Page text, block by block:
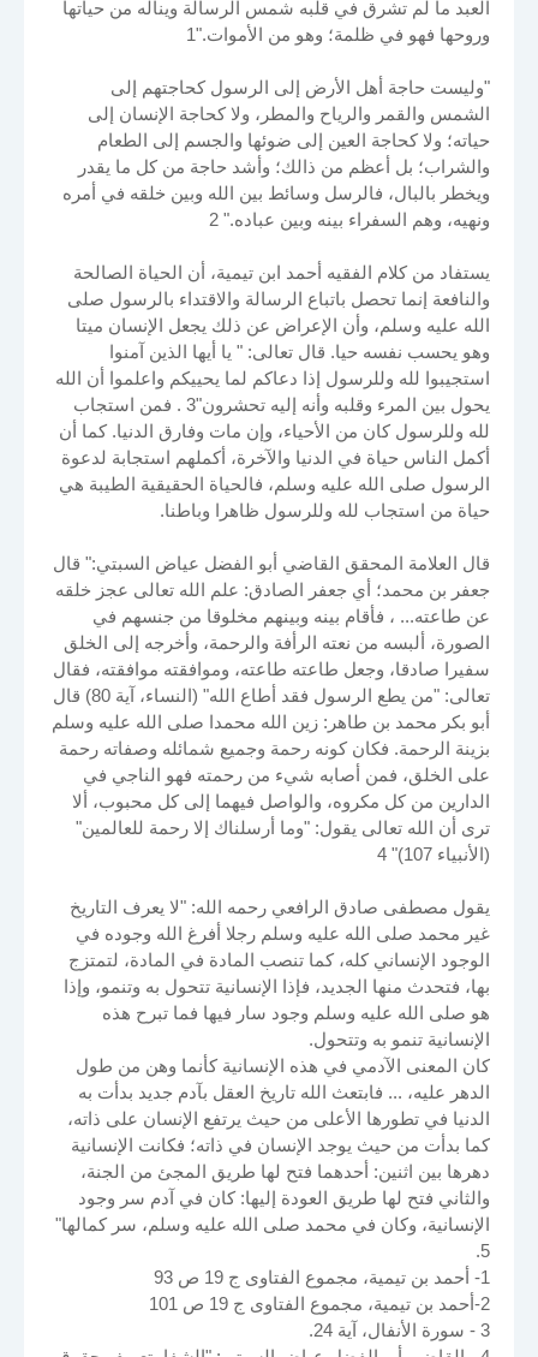
العبد ما لم تشرق في قلبه شمس الرسالة ويناله من حياتها
وروحها فهو في ظلمة؛ وهو من الأموات."1
"وليست حاجة أهل الأرض إلى الرسول كحاجتهم إلى
الشمس والقمر والرياح والمطر، ولا كحاجة الإنسان إلى
حياته؛ ولا كحاجة العين إلى ضوئها والجسم إلى الطعام
والشراب؛ بل أعظم من ذالك؛ وأشد حاجة من كل ما يقدر
ويخطر بالبال، فالرسل وسائط بين الله وبين خلقه في أمره
ونهيه، وهم السفراء بينه وبين عباده." 2
يستفاد من كلام الفقيه أحمد ابن تيمية، أن الحياة الصالحة
والنافعة إنما تحصل باتباع الرسالة والاقتداء بالرسول صلى
الله عليه وسلم، وأن الإعراض عن ذلك يجعل الإنسان ميتا
وهو يحسب نفسه حيا. قال تعالى: " يا أيها الذين آمنوا
استجيبوا لله وللرسول إذا دعاكم لما يحييكم واعلموا أن الله
يحول بين المرء وقلبه وأنه إليه تحشرون"3 . فمن استجاب
لله وللرسول كان من الأحياء، وإن مات وفارق الدنيا. كما أن
أكمل الناس حياة في الدنيا والآخرة، أكملهم استجابة لدعوة
الرسول صلى الله عليه وسلم، فالحياة الحقيقية الطيبة هي
حياة من استجاب لله وللرسول ظاهرا وباطنا.
قال العلامة المحقق القاضي أبو الفضل عياض السبتي:" قال
جعفر بن محمد؛ أي جعفر الصادق: علم الله تعالى عجز خلقه
عن طاعته... ، فأقام بينه وبينهم مخلوقا من جنسهم في
الصورة، ألبسه من نعته الرأفة والرحمة، وأخرجه إلى الخلق
سفيرا صادقا، وجعل طاعته طاعته، وموافقته موافقته، فقال
تعالى: "من يطع الرسول فقد أطاع الله" (النساء، آية 80) قال
أبو بكر محمد بن طاهر: زين الله محمدا صلى الله عليه وسلم
بزينة الرحمة. فكان كونه رحمة وجميع شمائله وصفاته رحمة
على الخلق، فمن أصابه شيء من رحمته فهو الناجي في
الدارين من كل مكروه، والواصل فيهما إلى كل محبوب، ألا
ترى أن الله تعالى يقول: "وما أرسلناك إلا رحمة للعالمين"
(الأنبياء 107)" 4
يقول مصطفى صادق الرافعي رحمه الله: "لا يعرف التاريخ
غير محمد صلى الله عليه وسلم رجلا أفرغ الله وجوده في
الوجود الإنساني كله، كما تنصب المادة في المادة، لتمتزج
بها، فتحدث منها الجديد، فإذا الإنسانية تتحول به وتنمو، وإذا
هو صلى الله عليه وسلم وجود سار فيها فما تبرح هذه
الإنسانية تنمو به وتتحول.
كان المعنى الآدمي في هذه الإنسانية كأنما وهن من طول
الدهر عليه، ... فابتعث الله تاريخ العقل بآدم جديد بدأت به
الدنيا في تطورها الأعلى من حيث يرتفع الإنسان على ذاته،
كما بدأت من حيث يوجد الإنسان في ذاته؛ فكانت الإنسانية
دهرها بين اثنين: أحدهما فتح لها طريق المجئ من الجنة،
والثاني فتح لها طريق العودة إليها: كان في آدم سر وجود
الإنسانية، وكان في محمد صلى الله عليه وسلم، سر كمالها"
5.
1- أحمد بن تيمية، مجموع الفتاوى ج 19 ص 93
2-أحمد بن تيمية، مجموع الفتاوى ج 19 ص 101
3 - سورة الأنفال، آية 24.